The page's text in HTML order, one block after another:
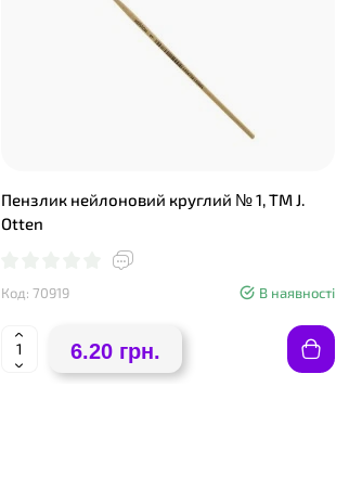
Пензлик нейлоновий круглий № 1, ТМ J.
Otten
Код: 70919 В наявності
6.20 грн.